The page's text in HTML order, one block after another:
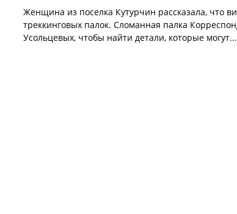
Женщина из поселка Кутурчин рассказала, что
треккинговых палок. Сломанная палка
Усольцевых, чтобы найти детали, которые могут...